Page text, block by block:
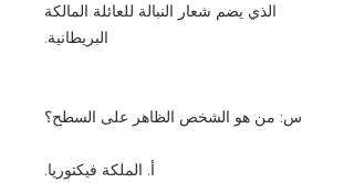
الذي يضم شعار النبالة للعائلة المالكة
البريطانية.
س: من هو الشخص الظاهر على السطح؟
أ. الملكة فيكتوريا.